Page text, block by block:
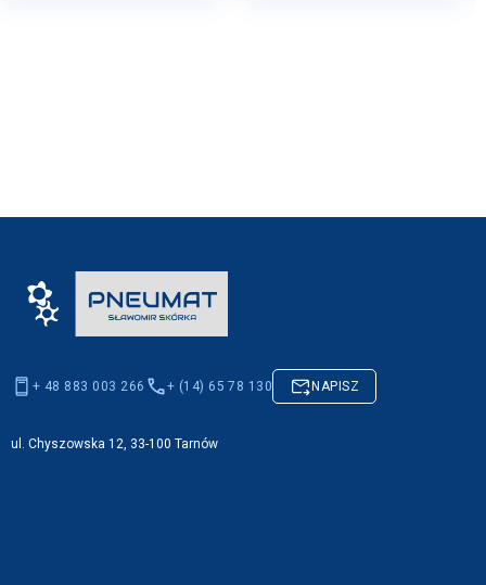
+ 48 883 003 266 + (14) 65 78 130 NAPISZ
ul. Chyszowska 12, 33-100 Tarnów